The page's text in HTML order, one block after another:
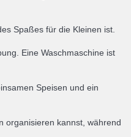
Spaßes für die Kleinen ist.
Eine Waschmaschine ist
Speisen und ein
organisieren kannst, während